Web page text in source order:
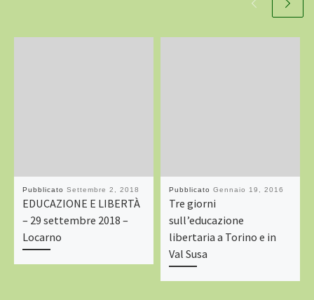
Pubblicato Settembre 2, 2018
EDUCAZIONE E LIBERTÀ
– 29 settembre 2018 –
Locarno
Pubblicato Gennaio 19, 2016
Tre giorni
sull’educazione
libertaria a Torino e in
Val Susa